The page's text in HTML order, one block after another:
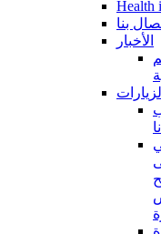
Health
بنا
الأخبار
الزيارات